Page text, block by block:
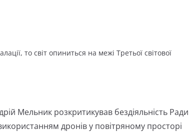
то світ опиниться на межі Третьої світової
Мельник розкритикував бездіяльність Ради
дронів у повітряному просторі